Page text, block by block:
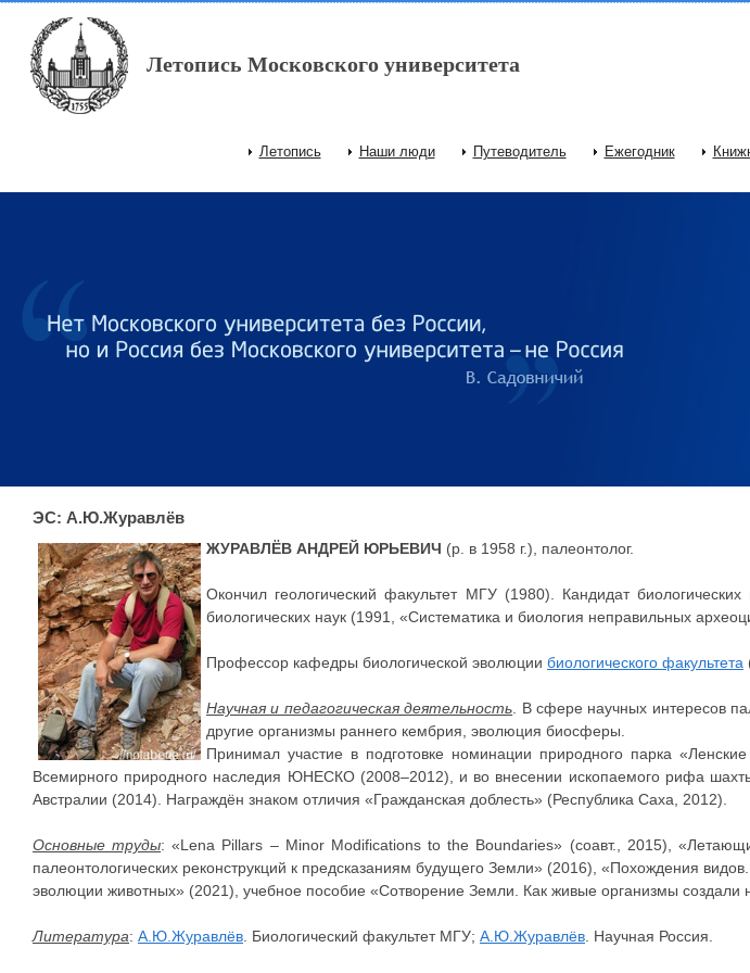
Перейти к основному содержанию
Летопись Московского университета
Главное меню
Летопись Наши люди Путеводитель Ежегодник
ЭС: А.Ю.Журавлёв
ЖУРАВЛЁВ АНДРЕЙ ЮРЬЕВИЧ (р. в 1958 г.), палеонтолог.
Окончил геологический факультет МГУ (1980). Кандидат
биологических наук (1991, «Систематика и биология неправильных
Профессор кафедры биологической эволюции биологического факультета
Научная и педагогическая деятельность . В сфере научных интересов
другие организмы раннего кембрия, эволюция биосферы.
Принимал участие в подготовке номинации природного парка
Всемирного природного наследия ЮНЕСКО (2008–2012), и во внесении ископаемого рифа
Австралии (2014). Награждён знаком отличия «Гражданская доблесть» (Республика Саха, 2012).
Основные труды: «Lena Pillars – Minor Modifications to the Boundaries» (соавт., 2015),
палеонтологических реконструкций к предсказаниям будущего Земли» (2016), «Похождения
эволюции животных» (2021), учебное пособие «Сотворение Земли. Как живые организмы создали
Литература: А.Ю.Журавлёв . Биологический факультет МГУ; А.Ю.Журавлёв . Научная Россия.